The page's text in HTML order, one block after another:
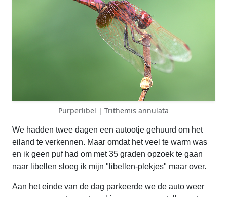
Purperlibel | Trithemis annulata
We hadden twee dagen een autootje gehuurd om het
eiland te verkennen. Maar omdat het veel te warm was
en ik geen puf had om met 35 graden opzoek te gaan
naar libellen sloeg ik mijn "libellen-plekjes" maar over.
Aan het einde van de dag parkeerde we de auto weer